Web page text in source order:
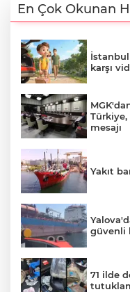
En Çok Okunan
karşı
mesajı
Yakıt
güvenli
71 ilde